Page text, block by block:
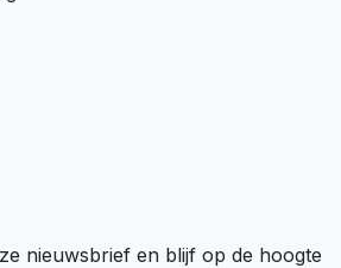
nieuwsbrief en blijf op de hoogte